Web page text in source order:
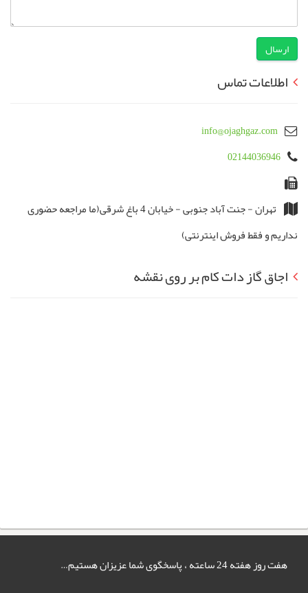
ارسال
اطلاعات تماس
info@ojaghgaz.com
02144036946
تهران - جنت آباد جنوبی - خیابان 4 باغ شرقی(ما مراجعه حضوری
نداریم و فقط فروش اینترنتی)
اجاق گاز دات کام بر روی نقشه
هفت روز هفته 24 ساعته ، پاسخگوی شما عزیزان هستیم…